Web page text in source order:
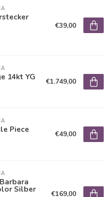
€39,00
14kt YG €1.749,00
Piece €49,00
Silber €169,00